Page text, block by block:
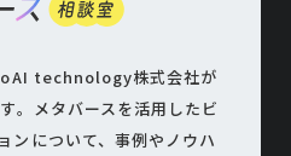
technology株式会社が
。
メタバースを活用したビ
ンについて、 事例やノウハ